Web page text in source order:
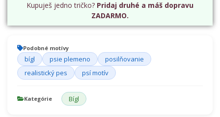
Kupuješ jedno tričko? Pridaj druhé a máš dopravu
ZADARMO.
Podobné motívy
bígl psie plemeno
posilňovanie
realistický pes
psí motív
Kategórie Bígl